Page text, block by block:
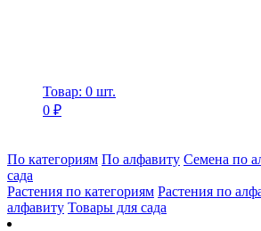
Товар: 0 шт.
0 ₽
По категориям По алфавиту Семена по
сада
Растения по категориям Растения по
алфавиту Товары для сада